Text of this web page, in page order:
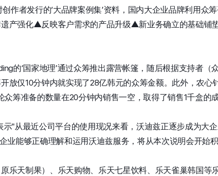
作者发行的‘大品牌案例集’资料，国内大企业品牌利用众
产强化▲反映客户需求的产品升级▲新业务确立的基础铺
的‘国家地理’通过众筹推出露营帐篷，随后根据支持者（
放仅10分钟内就实现了28亿韩元的众筹金额。此外，农心
众筹准备的数量在20分钟内销售一空，取得了销售1千盒的
示"从最近公司平台的使用现况来看，沃迪兹正逐步成为大
业能够正确理解和运用沃迪兹服务，将从本次说明会开始
乐天制果）、乐天购物、乐天七星饮料、乐天雀巢韩国等